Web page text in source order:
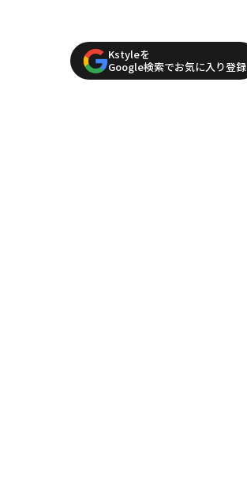
Kstyleを
Google検索でお気に入り登録